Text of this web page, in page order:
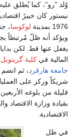
وُلد "رو"، كما يُطلق
1976 بمدينة
لوكوسا،
ويؤكد أنه ظلّ مُرتبطاً
يغفل عنها قط. لكن
المالية في كلية گرينوبل
جامعة هارڤرد، ثم
قليلة من بلوغه
بقيادة وزارة الاقتصاد
الاقتصادية.
في ظل